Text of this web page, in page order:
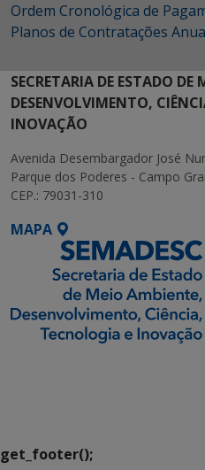
Ordem Cronológica de
Planos de Contratações
SECRETARIA DE ESTADO DE
DESENVOLVIMENTO,
INOVAÇÃO
Avenida Desembargador José
Parque dos Poderes - Campo
CEP.: 79031-310
MAPA
get_footer();